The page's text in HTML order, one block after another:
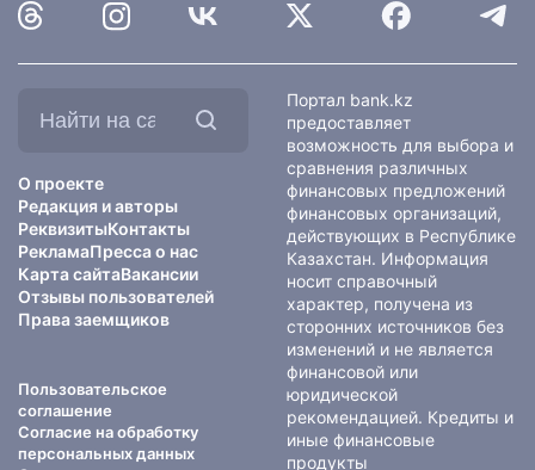
О проекте
Редакция и авторы
РеквизитыКонтакты
РекламаПресса о нас
Карта сайтаВакансии
Отзывы пользователей
Права заемщиков
Пользовательское
соглашение
Согласие на обработку
персональных данных
Портал bank.kz
предоставляет
возможность для выбора и
сравнения различных
финансовых предложений
финансовых организаций,
действующих в Республике
Казахстан. Информация
носит справочный
характер, получена из
сторонних источников без
изменений и не является
финансовой или
юридической
рекомендацией. Кредиты и
иные финансовые
продукты